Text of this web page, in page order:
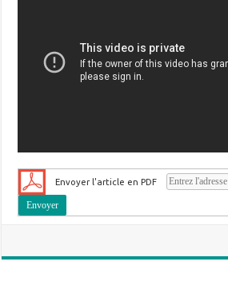
Envoyer l'article en PDF